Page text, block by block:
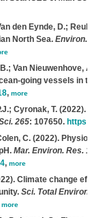
den Eynde, D.;
North Sea. Environ.
Van Nieuwenhove,
going vessels in
, more
Cyronak, T.(2022).
265: 107650.
C.(2022).
Mar. Environ. Res.
, more
Climate change
Sci. Total Environ.
more